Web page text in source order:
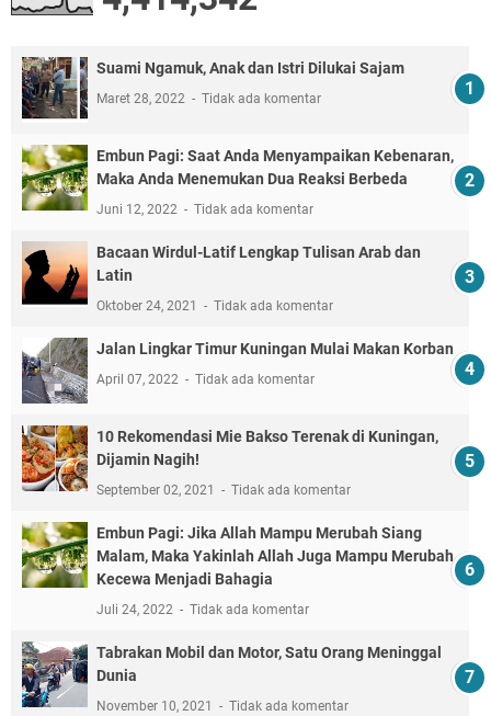
Suami Ngamuk, Anak dan Istri Dilukai Sajam
Maret 28, 2022 Tidak ada komentar
Embun Pagi: Saat Anda Menyampaikan Kebenaran,
Maka Anda Menemukan Dua Reaksi Berbeda
Juni 12, 2022 Tidak ada komentar
Bacaan Wirdul-Latif Lengkap Tulisan Arab dan
Latin
Oktober 24, 2021 Tidak ada komentar
Jalan Lingkar Timur Kuningan Mulai Makan Korban
April 07, 2022 Tidak ada komentar
10 Rekomendasi Mie Bakso Terenak di Kuningan,
Dijamin Nagih!
September 02, 2021 Tidak ada komentar
Embun Pagi: Jika Allah Mampu Merubah Siang
Malam, Maka Yakinlah Allah Juga Mampu Merubah
Kecewa Menjadi Bahagia
Juli 24, 2022 Tidak ada komentar
Tabrakan Mobil dan Motor, Satu Orang Meninggal
Dunia
November 10, 2021 Tidak ada komentar